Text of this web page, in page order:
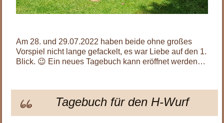
Am 28. und 29.07.2022 haben beide ohne großes
Vorspiel nicht lange gefackelt, es war Liebe auf den 1.
Blick. 😉 Ein neues Tagebuch kann eröffnet werden…
Tagebuch für den H-Wurf